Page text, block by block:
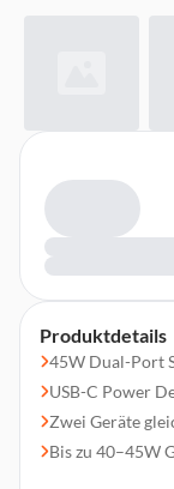
Produktdetails
45W Dual-Port
USB-C Power
Zwei Geräte
Bis zu 40–45W